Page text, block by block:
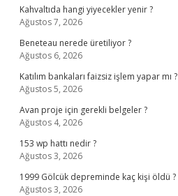
Kahvaltıda hangi yiyecekler yenir ?
Ağustos 7, 2026
Beneteau nerede üretiliyor ?
Ağustos 6, 2026
Katılım bankaları faizsiz işlem yapar mı ?
Ağustos 5, 2026
Avan proje için gerekli belgeler ?
Ağustos 4, 2026
153 wp hattı nedir ?
Ağustos 3, 2026
1999 Gölcük depreminde kaç kişi öldü ?
Ağustos 3, 2026